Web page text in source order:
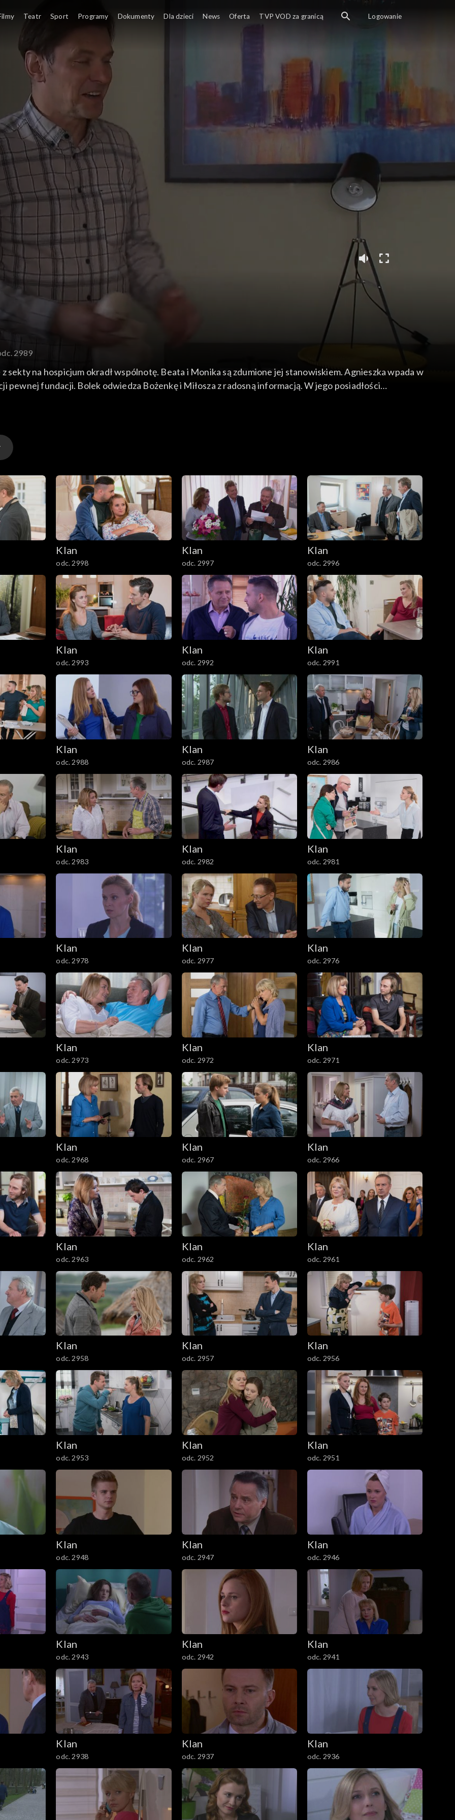
2989
sekty na hospicjum okradł wspólnotę. Beata i Monika są zdumione jej stanowiskiem. Agnieszka wpada w
fundacji. Bolek odwiedza Bożenkę i Miłosza z radosną informacją. W jego posiadłości
Klan
odc. 2998
Klan
odc. 2997
Klan
odc. 2996
Klan
odc. 2993
Klan
odc. 2992
Klan
odc. 2991
Klan
odc. 2988
Klan
odc. 2987
Klan
odc. 2986
Klan
odc. 2983
Klan
odc. 2982
Klan
odc. 2981
Klan
odc. 2978
Klan
odc. 2977
Klan
odc. 2976
Klan
odc. 2973
Klan
odc. 2972
Klan
odc. 2971
Klan
odc. 2968
Klan
odc. 2967
Klan
odc. 2966
Klan
odc. 2963
Klan
odc. 2962
Klan
odc. 2961
Klan
odc. 2958
Klan
odc. 2957
Klan
odc. 2956
Klan
odc. 2953
Klan
odc. 2952
Klan
odc. 2951
Klan
odc. 2948
Klan
odc. 2947
Klan
odc. 2946
Klan
odc. 2943
Klan
odc. 2942
Klan
odc. 2941
Klan
odc. 2938
Klan
odc. 2937
Klan
odc. 2936
Teatr Sport Programy Dokumenty Dla dzieci News Oferta TVP VOD za granicą Logowanie